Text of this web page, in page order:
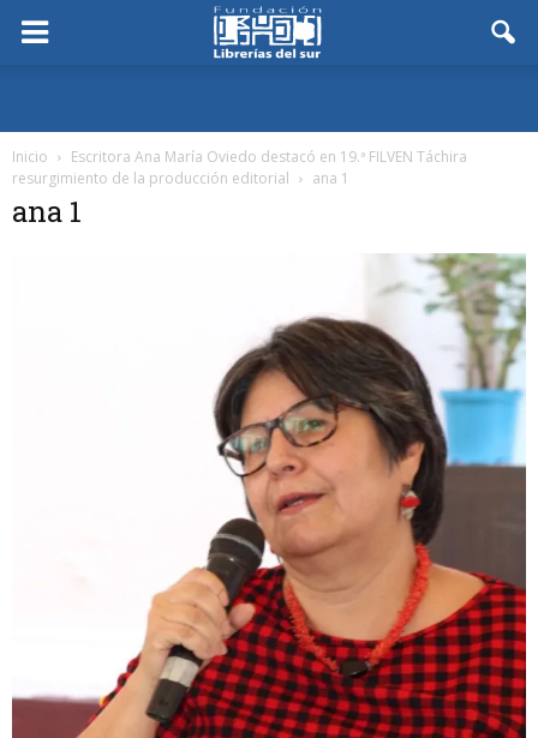
Inicio
Escritora Ana María Oviedo destacó en 19.ª FILVEN Táchira
resurgimiento de la producción editorial
ana 1
ana 1